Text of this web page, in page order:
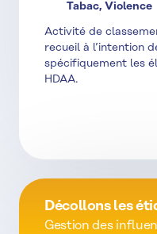
Tabac, Violence
Activité de
recueil à l’intention
spécifiquement les
HDAA.
Décollons les
Gestion des